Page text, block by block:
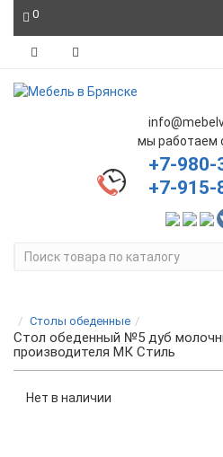
0
мы работаем
+7-980-
+7-915-
Столы обеденные
Стол обеденный №5 дуб
производителя МК Стиль
Нет в наличии